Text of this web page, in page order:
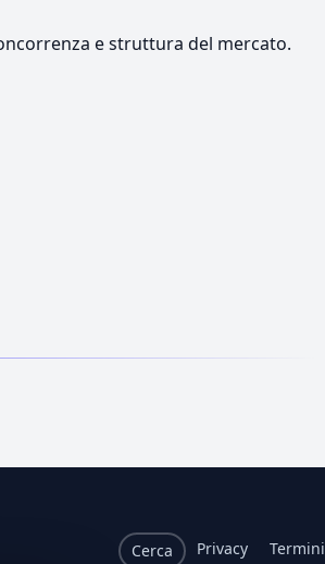
e struttura del mercato.
Cerca Privacy Termini